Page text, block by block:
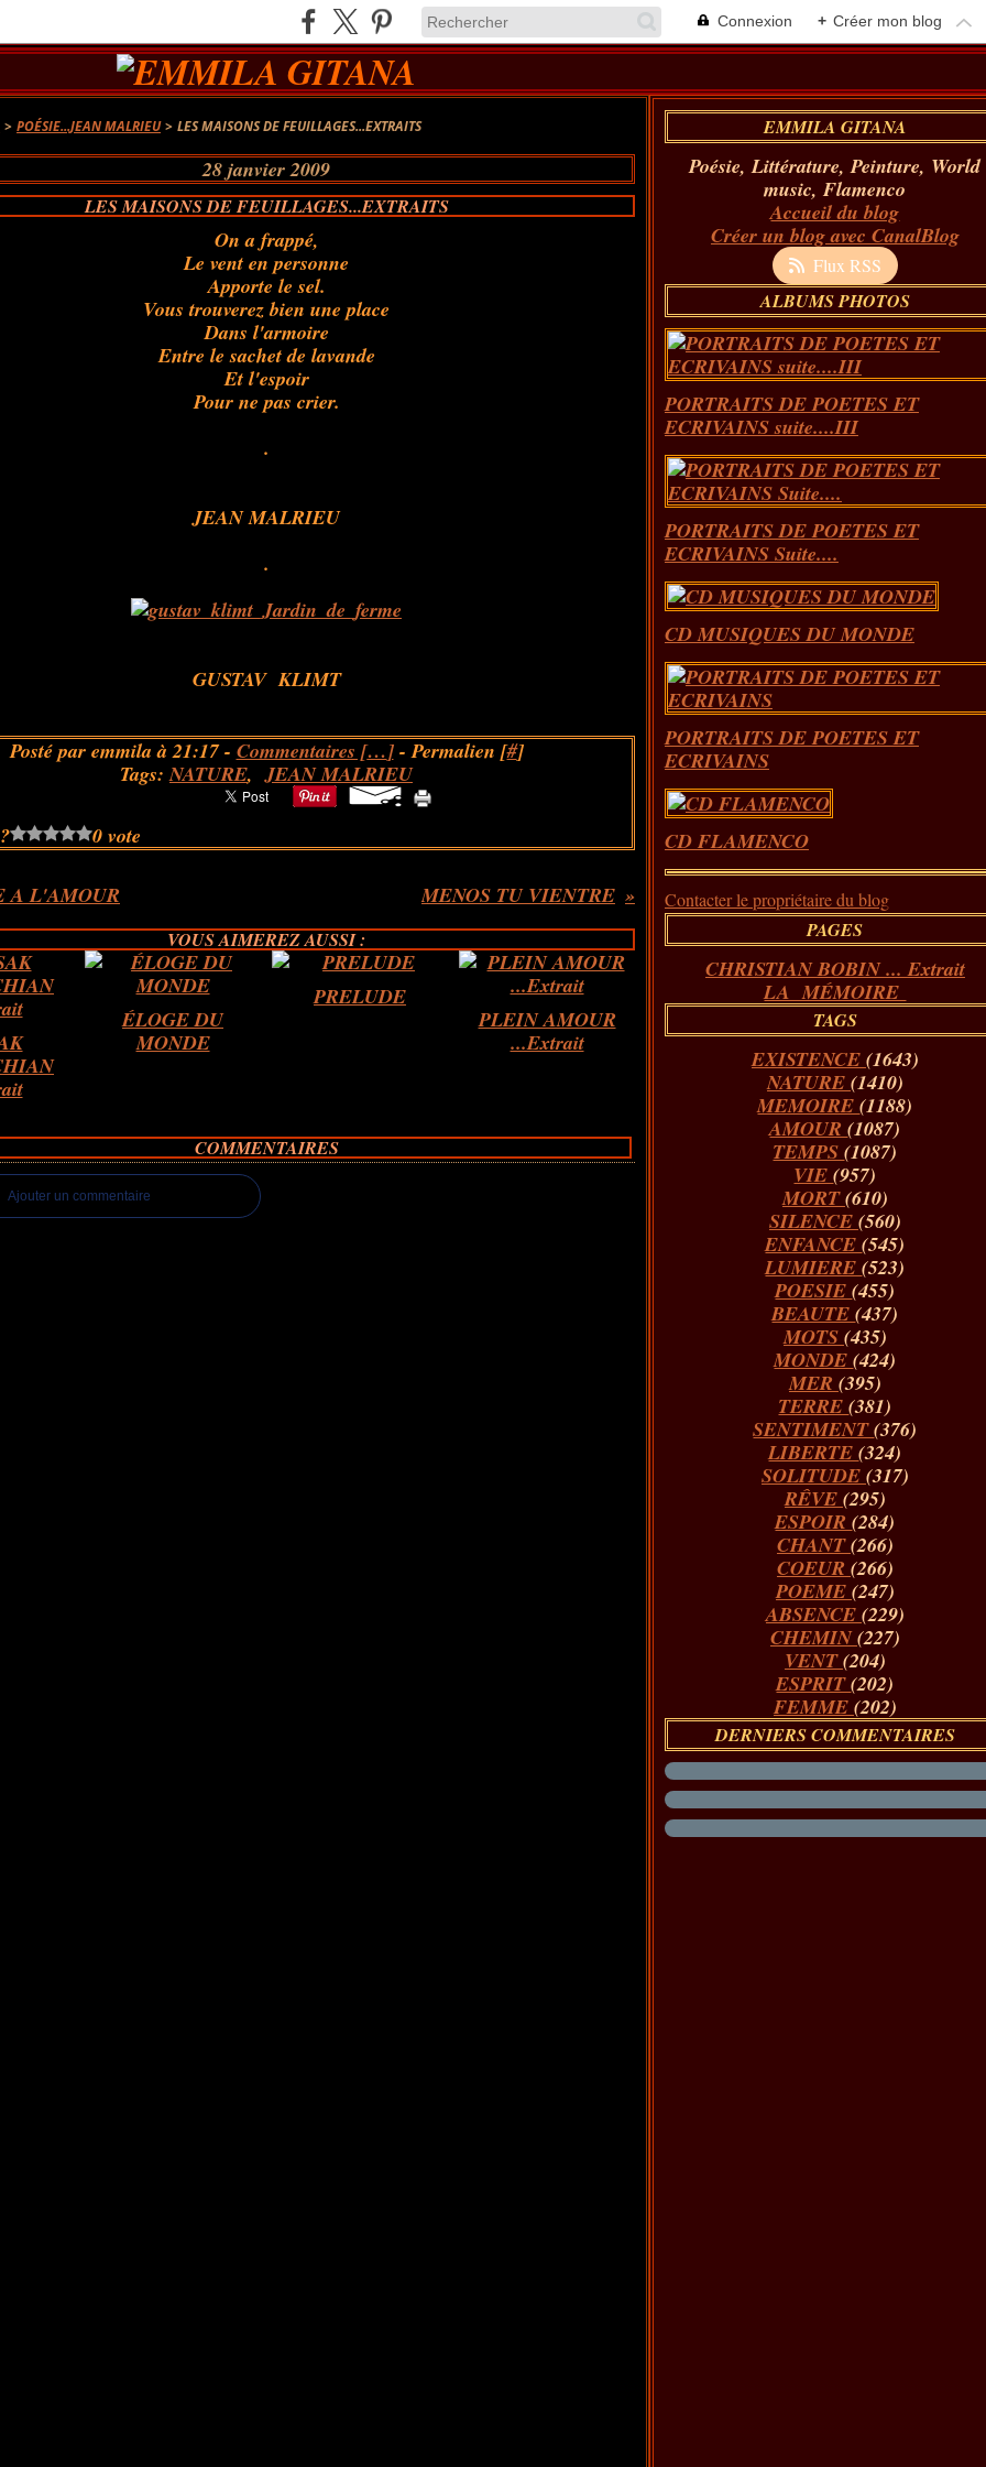
Connexion + Créer mon blog
> POÉSIE...JEAN MALRIEU > LES MAISONS DE FEUILLAGES...EXTRAITS
28 janvier 2009
LES MAISONS DE FEUILLAGES...EXTRAITS
On a frappé,
Le vent en personne
Apporte le sel.
Vous trouverez bien une place
Dans l'armoire
Entre le sachet de lavande
Et l'espoir
Pour ne pas crier.
.
JEAN MALRIEU
.
GUSTAV KLIMT
Posté par emmila à 21:17 - Commentaires […]- Permalien [#]
Tags:NATURE,JEAN MALRIEU
0 vote
A L'AMOUR MENOS TU VIENTRE
VOUS AIMEREZ AUSSI :
ÉLOGE DU
MONDE
PRELUDE
PLEIN AMOUR
...Extrait
COMMENTAIRES
Ajouter un commentaire
EMMILA GITANA
Poésie, Littérature, Peinture, World
music, Flamenco
Accueil du blog
Créer un blog avec CanalBlog
Flux RSS
ALBUMS PHOTOS
PORTRAITS DE POETES ET
ECRIVAINS suite....III
PORTRAITS DE POETES ET
ECRIVAINS Suite....
CD MUSIQUES DU MONDE
PORTRAITS DE POETES ET
ECRIVAINS
CD FLAMENCO
Contacter le propriétaire du blog
PAGES
CHRISTIAN BOBIN ... Extrait
LA MÉMOIRE
TAGS
EXISTENCE (1643)
NATURE (1410)
MEMOIRE(1188)
AMOUR(1087)
TEMPS(1087)
VIE(957)
MORT(610)
SILENCE (560)
ENFANCE(545)
LUMIERE(523)
POESIE(455)
BEAUTE(437)
MOTS (435)
MONDE(424)
MER (395)
TERRE(381)
SENTIMENT(376)
LIBERTE(324)
SOLITUDE (317)
RÊVE (295)
ESPOIR(284)
CHANT(266)
COEUR (266)
POEME (247)
ABSENCE (229)
CHEMIN(227)
VENT(204)
ESPRIT(202)
FEMME (202)
DERNIERS COMMENTAIRES